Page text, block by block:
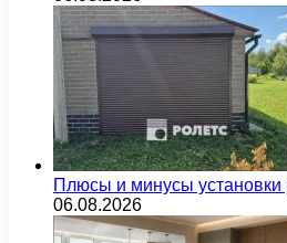
Плюсы и минусы установки
06.08.2026